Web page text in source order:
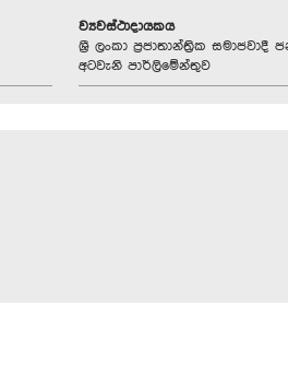
ව්‍යවස්ථාදායකය
ශ්‍රී ලංකා ප්‍රජාතාන්ත්‍රික සමාජවාදී
අටවැනි පාර්ලිමේන්තුව